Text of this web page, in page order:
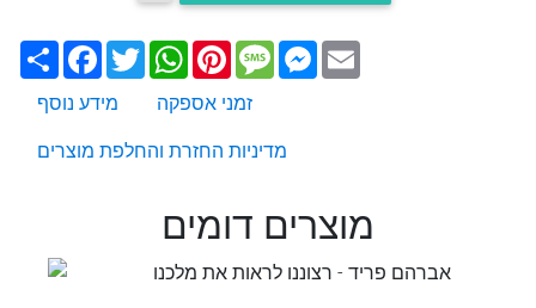
שתף Facebook
TwitterWhatsApp
PinterestMessageMessenger
מידע נוסף
זמני אספקה
מדיניות החזרת והחלפת מוצרים
מוצרים דומים